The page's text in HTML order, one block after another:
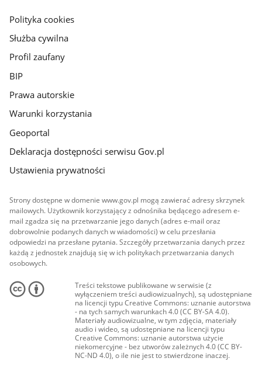
gov.pl
Polityka cookies
Służba cywilna
Profil zaufany
BIP
Prawa autorskie
Warunki korzystania
Geoportal
Deklaracja dostępności serwisu Gov.pl
Ustawienia prywatności
Strony dostępne w domenie www.gov.pl mogą zawierać adresy skrzynek
mailowych. Użytkownik korzystający z odnośnika będącego adresem e-
mail zgadza się na przetwarzanie jego danych (adres e-mail oraz
dobrowolnie podanych danych w wiadomości) w celu przesłania
odpowiedzi na przesłane pytania. Szczegóły przetwarzania danych przez
każdą z jednostek znajdują się w ich politykach przetwarzania danych
osobowych.
Treści tekstowe publikowane w serwisie (z
wyłączeniem treści audiowizualnych), są udostępniane
na licencji typu Creative Commons: uznanie autorstwa
- na tych samych warunkach 4.0 (CC BY-SA 4.0).
Materiały audiowizualne, w tym zdjęcia, materiały
audio i wideo, są udostępniane na licencji typu
Creative Commons: uznanie autorstwa użycie
niekomercyjne - bez utworów zależnych 4.0 (CC BY-
NC-ND 4.0), o ile nie jest to stwierdzone inaczej.